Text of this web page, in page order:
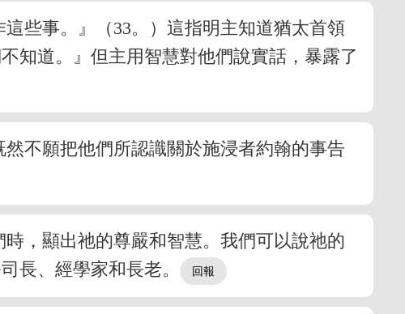
些事。』（33。）這指明主知道猶太首領
知道。』但主用智慧對他們說實話，暴露了
不願把他們所認識關於施浸者約翰的事告
，顯出祂的尊嚴和智慧。我們可以說祂的
長、經學家和長老。